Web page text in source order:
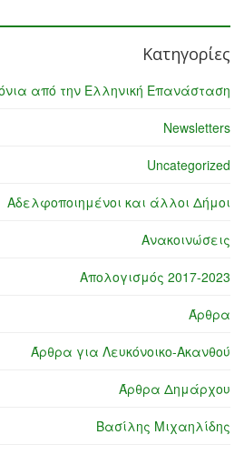
Κατηγορίες
από την Ελληνική Επανάσταση
Newsletters
Uncategorized
Αδελφοποιημένοι και άλλοι Δήμοι
Ανακοινώσεις
Απολογισμός 2017-2023
Άρθρα
Άρθρα για Λευκόνοικο-Ακανθού
Άρθρα Δημάρχου
Βασίλης Μιχαηλίδης